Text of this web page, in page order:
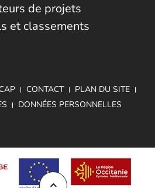
de projets
et classements
CONTACT
PLAN DU SITE
DONNÉES PERSONNELLES